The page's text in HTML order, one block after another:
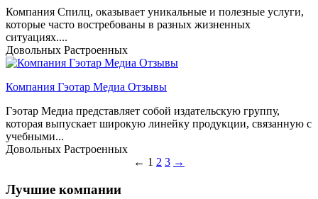
Компания Спилц, оказывает уникальные и полезные услуги,
которые часто востребованы в разных жизненных
ситуациях....
Довольных Растроенных
Компания Гэотар Медиа Отзывы
Гэотар Медиа представляет собой издательскую группу,
которая выпускает широкую линейку продукции, связанную с
учебными...
Довольных Растроенных
← 1 2 3 →
Лучшие компании